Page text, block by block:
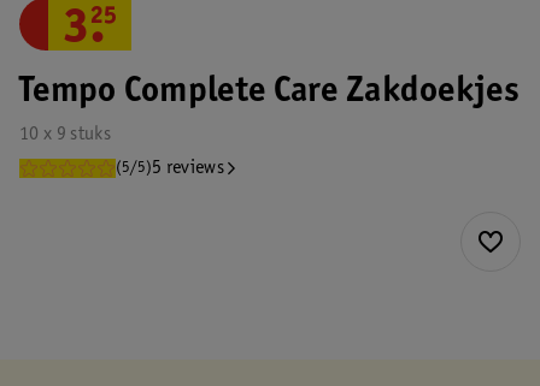
Tempo Complete Care Zakdoekjes
10 x 9 stuks
(5/5)5 reviews
3.
25